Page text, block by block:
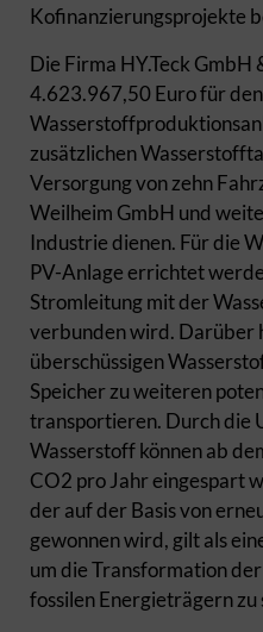
Kofinanzierungsprojekte
Die Firma HY.Teck GmbH
4.623.967,50 Euro für
zusätzlichen
Versorgung von zehn
Weilheim GmbH und
Industrie dienen. Für die
PV-Anlage errichtet
Stromleitung mit der
verbunden wird. Darüber
überschüssigen
Speicher zu weiteren
transportieren. Durch die
Wasserstoff können ab
CO2 pro Jahr eingespart
der auf der Basis von
gewonnen wird, gilt als
um die Transformation
fossilen Energieträgern zu